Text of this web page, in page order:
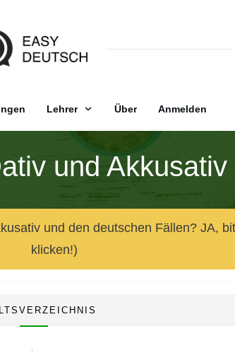
Lehrer Über Anmelden
und Akkusativ
und den deutschen Fällen? JA,
klicken!)